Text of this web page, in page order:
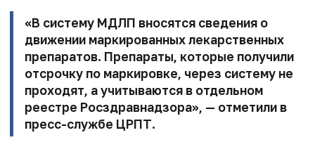
«В систему МДЛП вносятся сведения о
движении маркированных лекарственных
препаратов. Препараты, которые получили
отсрочку по маркировке, через систему не
проходят, а учитываются в отдельном
реестре Росздравнадзора», — отметили в
пресс-службе ЦРПТ.